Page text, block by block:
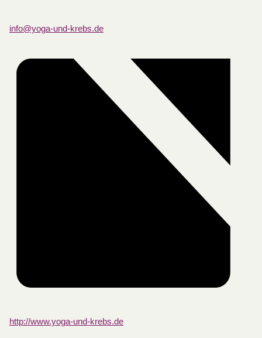
info@yoga-und-krebs.de
http://www.yoga-und-krebs.de